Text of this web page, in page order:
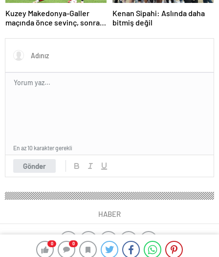
0 0
Kuzey Makedonya-Galler
maçında önce sevinç, sonra
Kenan Sipahi: Aslında daha
bitmiş değil
Gönder
En az 10 karakter gerekli
HABER